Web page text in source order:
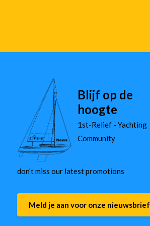
Blijf op de
hoogte
1st-Relief - Yachting
Community
don’t miss our latest promotions
Meld je aan voor onze nieuwsbrief